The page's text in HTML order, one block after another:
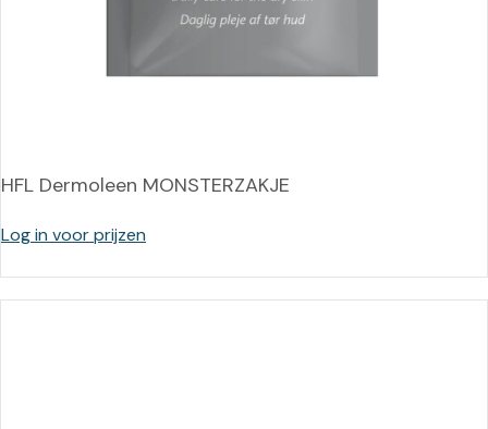
HFL Dermoleen MONSTERZAKJE
Log in voor prijzen